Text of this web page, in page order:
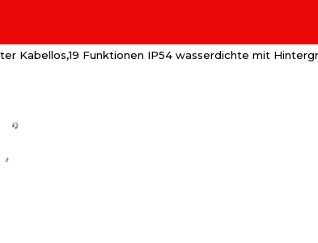
Kabellos,19 Funktionen IP54 wasserdichte mit